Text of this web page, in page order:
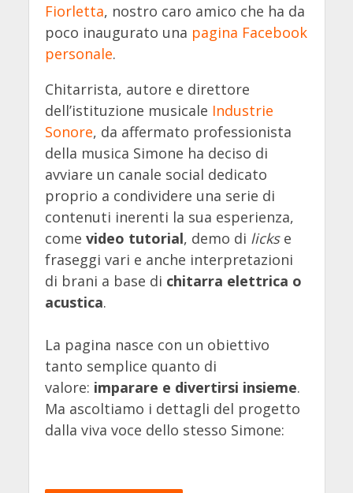
Fiorletta, nostro caro amico che ha da
poco inaugurato una pagina Facebook
personale.
Chitarrista, autore e direttore
dell’istituzione musicale Industrie
Sonore, da affermato professionista
della musica Simone ha deciso di
avviare un canale social dedicato
proprio a condividere una serie di
contenuti inerenti la sua esperienza,
come video tutorial, demo di licks e
fraseggi vari e anche interpretazioni
di brani a base di chitarra elettrica o
acustica.
La pagina nasce con un obiettivo
tanto semplice quanto di
valore: imparare e divertirsi insieme.
Ma ascoltiamo i dettagli del progetto
dalla viva voce dello stesso Simone: